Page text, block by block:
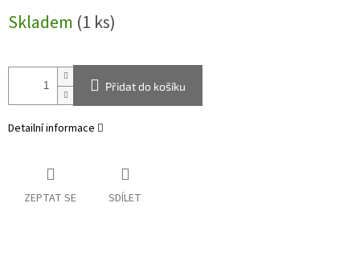
cena:
Skladem (1 ks)
Přidat do košíku
Detailní informace
ZEPTAT SE SDÍLET